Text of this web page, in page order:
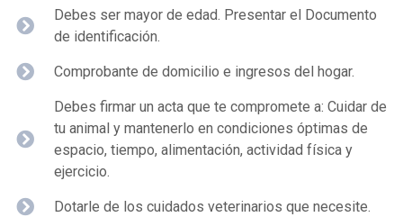
Debes ser mayor de edad. Presentar el Documento
de identificación.
Comprobante de domicilio e ingresos del hogar.
Debes firmar un acta que te compromete a: Cuidar de
tu animal y mantenerlo en condiciones óptimas de
espacio, tiempo, alimentación, actividad física y
ejercicio.
Dotarle de los cuidados veterinarios que necesite.